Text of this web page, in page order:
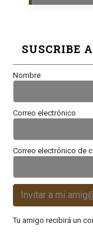
SUSCRIBE
Nombre
Correo electrónico
Correo electrónico de
Invitar a mi
Tu amigo recibirá un